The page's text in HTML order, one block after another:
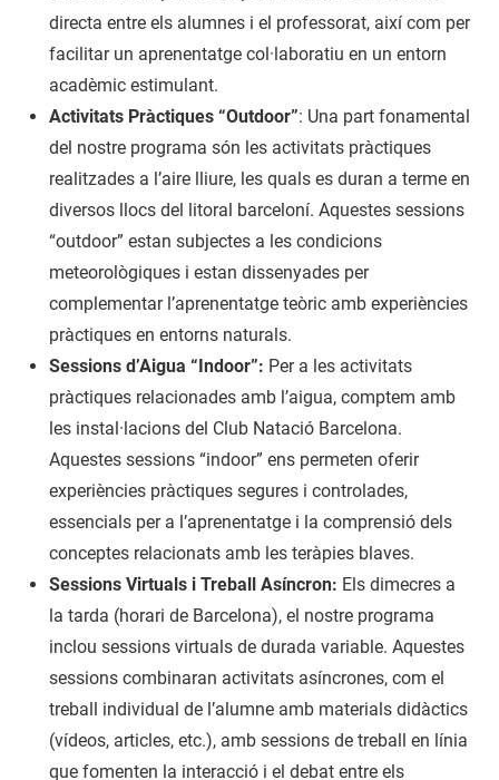
directa entre els alumnes i el professorat, així com per
facilitar un aprenentatge col·laboratiu en un entorn
acadèmic estimulant.
Activitats Pràctiques “Outdoor”: Una part fonamental
del nostre programa són les activitats pràctiques
realitzades a l’aire lliure, les quals es duran a terme en
diversos llocs del litoral barceloní. Aquestes sessions
“outdoor” estan subjectes a les condicions
meteorològiques i estan dissenyades per
complementar l’aprenentatge teòric amb experiències
pràctiques en entorns naturals.
Sessions d’Aigua “Indoor”: Per a les activitats
pràctiques relacionades amb l’aigua, comptem amb
les instal·lacions del Club Natació Barcelona.
Aquestes sessions “indoor” ens permeten oferir
experiències pràctiques segures i controlades,
essencials per a l’aprenentatge i la comprensió dels
conceptes relacionats amb les teràpies blaves.
Sessions Virtuals i Treball Asíncron: Els dimecres a
la tarda (horari de Barcelona), el nostre programa
inclou sessions virtuals de durada variable. Aquestes
sessions combinaran activitats asíncrones, com el
treball individual de l’alumne amb materials didàctics
(vídeos, articles, etc.), amb sessions de treball en línia
que fomenten la interacció i el debat entre els